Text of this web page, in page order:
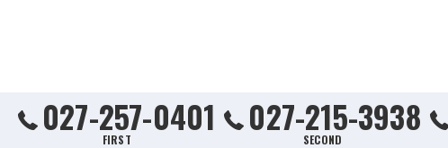
027-257-0401
FIRST
027-215-3938
SECOND